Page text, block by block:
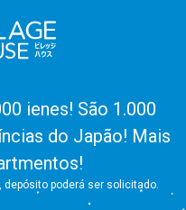
ienes! São 1.000
do Japão! Mais
poderá ser solicitado.